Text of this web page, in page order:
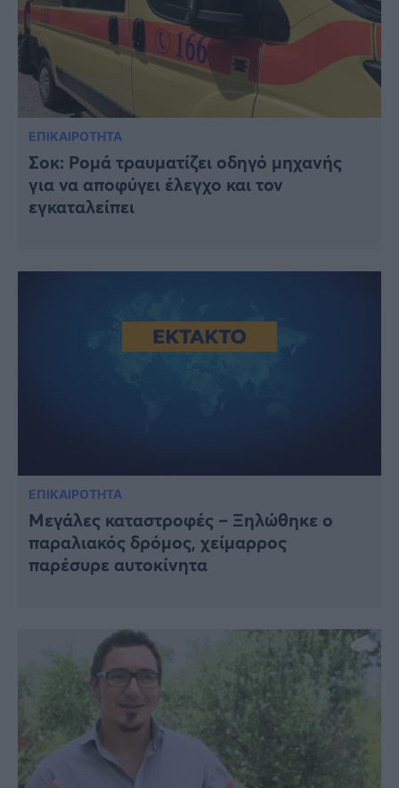
ΕΠΙΚΑΙΡΟΤΗΤΑ
Σοκ: Ρομά τραυματίζει οδηγό μηχανής
για να αποφύγει έλεγχο και τον
εγκαταλείπει
ΕΠΙΚΑΙΡΟΤΗΤΑ
Μεγάλες καταστροφές – Ξηλώθηκε ο
παραλιακός δρόμος, χείμαρρος
παρέσυρε αυτοκίνητα